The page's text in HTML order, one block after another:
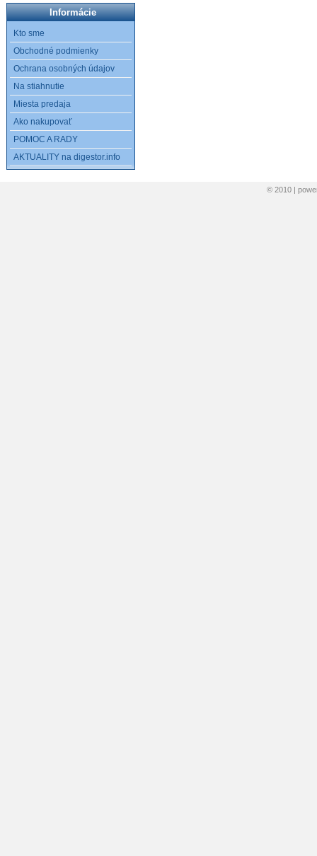
Informácie
Kto sme
Obchodné podmienky
Ochrana osobných údajov
Na stiahnutie
Miesta predaja
Ako nakupovať
POMOC A RADY
AKTUALITY na digestor.info
© 2010 |